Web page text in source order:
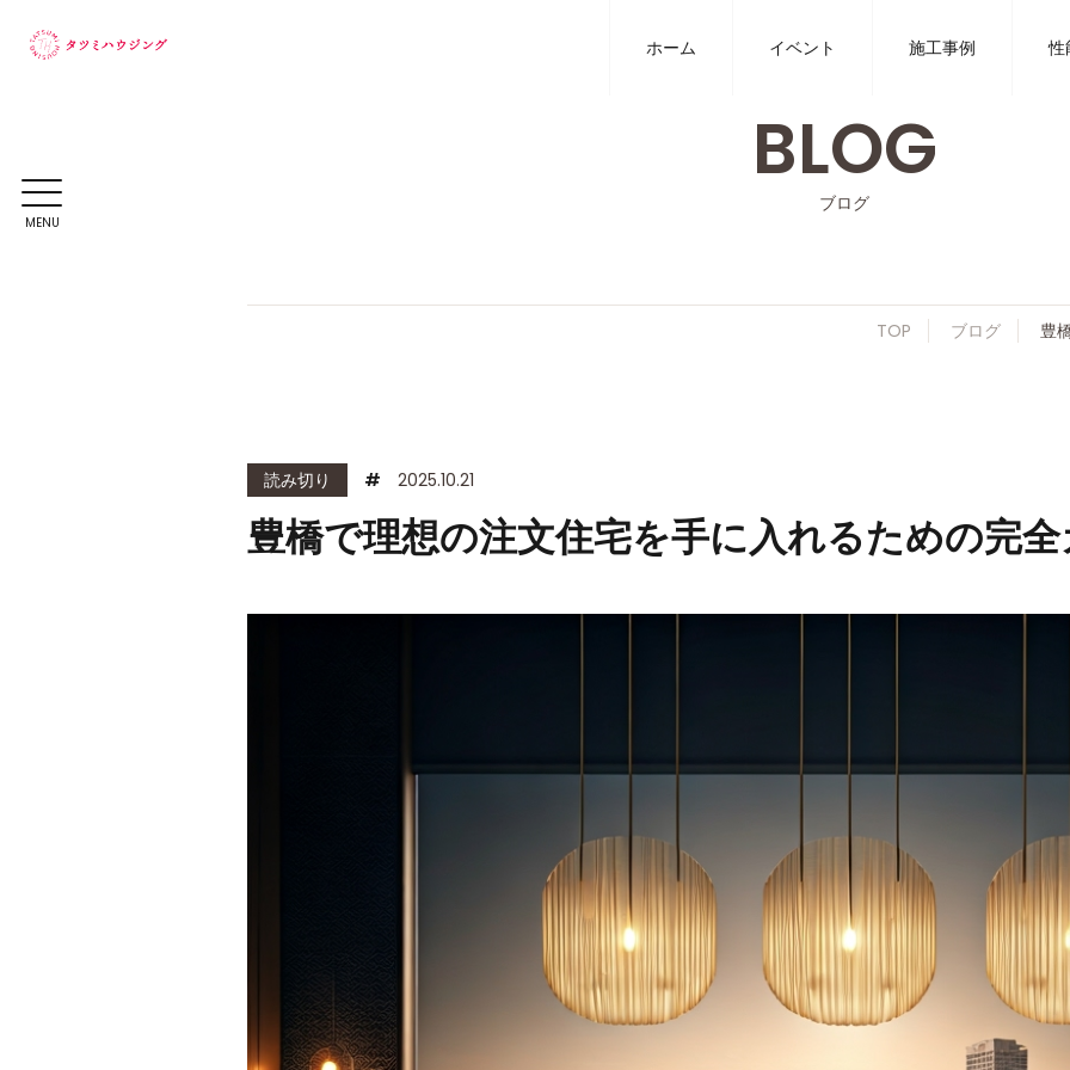
MENU
ホーム イベント 施工事例 性
BLOG
ブログ
TOP ブログ 豊
豊橋で理想の注文住宅を手に入れるための完
読み切り # 2025.10.21